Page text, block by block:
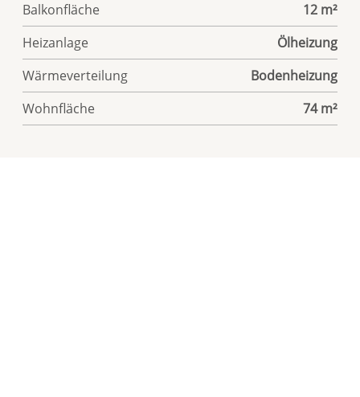
Balkonfläche
12 m²
Heizanlage
Ölheizung
Wärmeverteilung
Bodenheizung
Wohnfläche
74 m²